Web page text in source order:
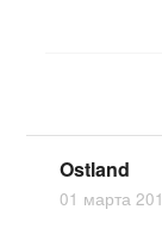
Ostland
01 марта